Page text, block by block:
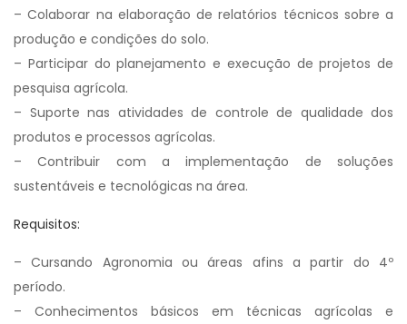
– Colaborar na elaboração de relatórios técnicos sobre a
produção e condições do solo.
– Participar do planejamento e execução de projetos de
pesquisa agrícola.
– Suporte nas atividades de controle de qualidade dos
produtos e processos agrícolas.
– Contribuir com a implementação de soluções
sustentáveis e tecnológicas na área.
Requisitos:
– Cursando Agronomia ou áreas afins a partir do 4º
período.
– Conhecimentos básicos em técnicas agrícolas e